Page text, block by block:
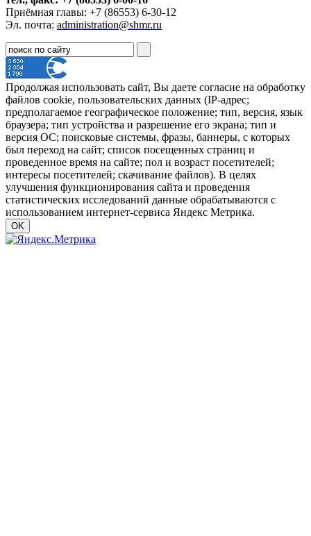
Приёмная главы: +7 (86553) 6-30-12
Эл. почта: administration@shmr.ru
Продолжая использовать сайт, Вы даете согласие на обработку
файлов cookie, пользовательских данных (IP-адрес;
предполагаемое географическое положение; тип, версия, язык
браузера; тип устройства и разрешение его экрана; тип и
версия ОС; поисковые системы, фразы, баннеры, с которых
был переход на сайт; список посещенных страниц и
проведенное время на сайте; пол и возраст посетителей;
интересы посетителей; скачивание файлов). В целях
улучшения функционирования сайта и проведения
статистических исследований данные обрабатываются с
использованием интернет-сервиса Яндекс Метрика.
OK